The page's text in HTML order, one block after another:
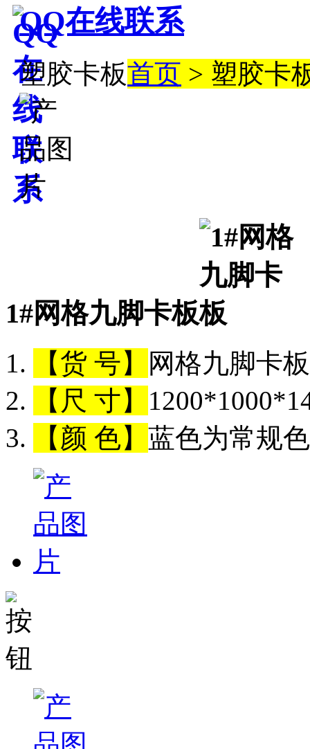
QQ在线联系
塑胶卡板首页 > 塑胶卡
1#网格九脚卡板
【货 号】
网格九脚卡
【尺 寸】
【颜 色】 蓝色为常规